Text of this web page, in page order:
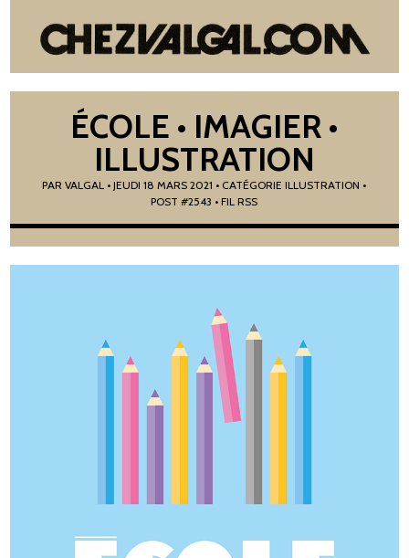
ÉCOLE • IMAGIER •
ILLUSTRATION
PARVALGAL •JEUDI 18 MARS 2021 • CATÉGORIEILLUSTRATION •
POST #2543 • FIL RSS